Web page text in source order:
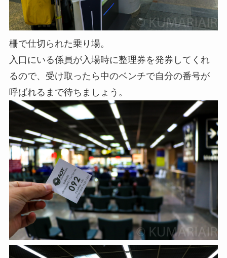
柵で仕切られた乗り場。
入口にいる係員が入場時に整理券を発券してくれ
るので、受け取ったら中のベンチで自分の番号が
呼ばれるまで待ちましょう。